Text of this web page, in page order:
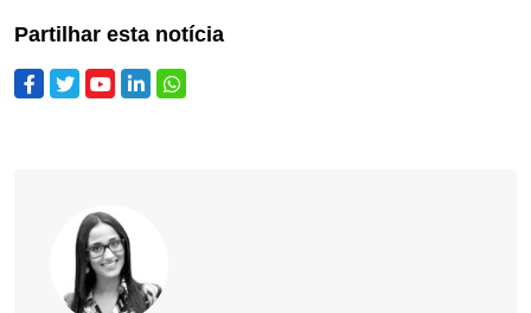
Partilhar esta notícia